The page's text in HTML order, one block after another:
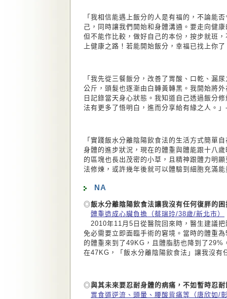
「我相信能遇上飯分的人是有福的，不論能
己，同時讓我們開始和身體溝通。要走向健
但不能作比較，做好自己的本份，按步就班
上健康之路！若能開始飯分，幸福已找上你
「我先從三餐飯分，改善了胃酸、口乾、漏
公斤，頭髮也逐漸由白轉黃轉黑。我開始將
日記錄當天身心狀態。我知道自己透過飯分
法有更多了悟明白，進而分享給有緣之人。
「實踐飯水分離陰陽飲食法的生活方式簡單
身體的進步狀況，現在的體重與體能跟十八
的區塊也長出茂密的小草，且精神跟體力明
法修煉，或許幾年後就可以體驗到細胞充滿
NA
◎飯水分離陰陽飲食法讓我沒有任何復胖的困
體重造成心臟負擔（蔡瑞玲/38歲/新北市）
2010年11月5日從醫院回來時，醫生建議
免必需要立即面臨手術的窘境。當時的體重
的體重來到了49KG，且體脂肪也降到了
在47KG，「飯水分離陰陽飲食法」讓我沒有
◎與其未來要忍耐身體的病痛，不如暫時忍
胃食道逆流、頭暈、腰酸背痛等（唐欣如/